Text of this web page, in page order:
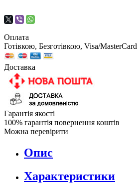
Оплата
Готівкою, Безготівкою, Visa/MasterCard
Доставка
Гарантія якості
100% гарантія повернення коштів
Можна перевірити
Опис
Характеристики